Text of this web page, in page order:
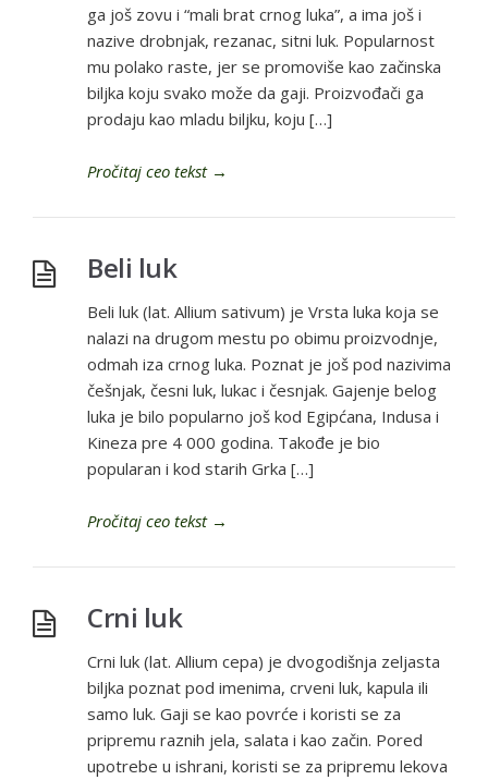
ga još zovu i “mali brat crnog luka”, a ima još i
nazive drobnjak, rezanac, sitni luk. Popularnost
mu polako raste, jer se promoviše kao začinska
biljka koju svako može da gaji. Proizvođači ga
prodaju kao mladu biljku, koju […]
Pročitaj ceo tekst→
Beli luk
Beli luk (lat. Allium sativum) je Vrsta luka koja se
nalazi na drugom mestu po obimu proizvodnje,
odmah iza crnog luka. Poznat je još pod nazivima
češnjak, česni luk, lukac i česnjak. Gajenje belog
luka je bilo popularno još kod Egipćana, Indusa i
Kineza pre 4 000 godina. Takođe je bio
popularan i kod starih Grka […]
Pročitaj ceo tekst→
Crni luk
Crni luk (lat. Allium cepa) je dvogodišnja zeljasta
biljka poznat pod imenima, crveni luk, kapula ili
samo luk. Gaji se kao povrće i koristi se za
pripremu raznih jela, salata i kao začin. Pored
upotrebe u ishrani, koristi se za pripremu lekova